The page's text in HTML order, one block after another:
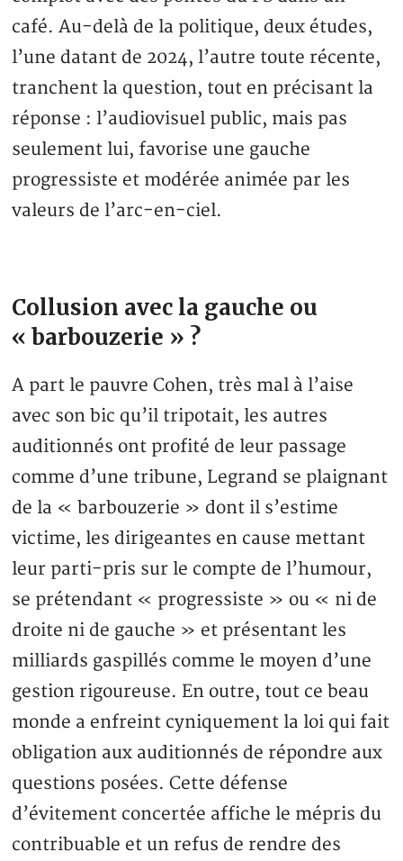
café. Au-delà de la politique, deux études,
l’une datant de 2024, l’autre toute récente,
tranchent la question, tout en précisant la
réponse : l’audiovisuel public, mais pas
seulement lui, favorise une gauche
progressiste et modérée animée par les
valeurs de l’arc-en-ciel.
Collusion avec la gauche ou
« barbouzerie » ?
A part le pauvre Cohen, très mal à l’aise
avec son bic qu’il tripotait, les autres
auditionnés ont profité de leur passage
comme d’une tribune, Legrand se plaignant
de la « barbouzerie » dont il s’estime
victime, les dirigeantes en cause mettant
leur parti-pris sur le compte de l’humour,
se prétendant « progressiste » ou « ni de
droite ni de gauche » et présentant les
milliards gaspillés comme le moyen d’une
gestion rigoureuse. En outre, tout ce beau
monde a enfreint cyniquement la loi qui fait
obligation aux auditionnés de répondre aux
questions posées. Cette défense
d’évitement concertée affiche le mépris du
contribuable et un refus de rendre des